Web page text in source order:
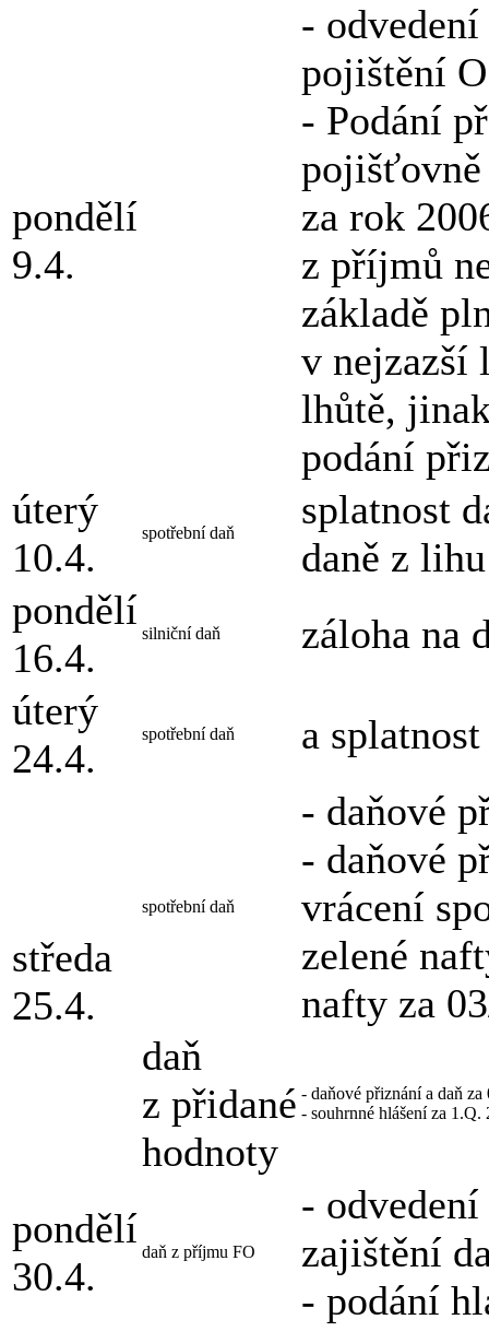
pondělí
9.4.
-
pojištění
- Podání
pojišťovně
za rok
z příjmů
základě
v nejzazší
lhůtě,
podání
úterý
10.4.
spotřební daň
splatnost
daně z lihu
pondělí
16.4.
silniční daň
záloha na
úterý
24.4.
spotřební daň a
středa
25.4.
spotřební daň
- daňové
- daňové
vrácení
zelené
nafty za
daň
z přidané
hodnoty
- daňové přiznání a daň
- souhrnné hlášení za 1.Q.
pondělí
30.4.
daň z příjmu FO
- odvedení
zajištění
- podání